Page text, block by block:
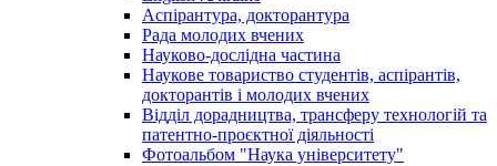
Аспірантура, докторантура
Рада молодих вчених
Науково-дослідна частина
Наукове товариство студентів, аспірантів,
докторантів і молодих вчених
Відділ дорадництва, трансферу технологій та
патентно-проєктної діяльності
Фотоальбом "Наука університету"